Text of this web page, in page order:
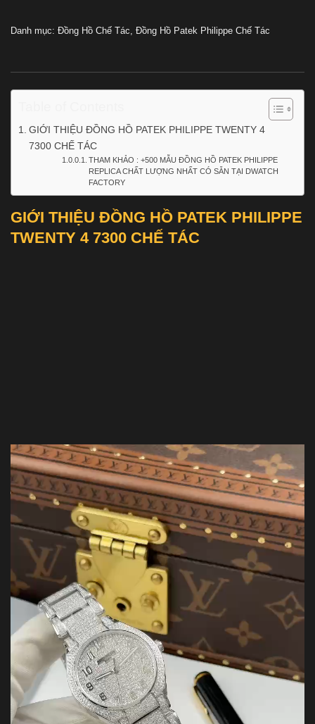
Danh mục: Đồng Hồ Chế Tác, Đồng Hồ Patek Philippe Chế Tác
GIỚI THIỆU ĐỒNG HỒ PATEK PHILIPPE TWENTY 4
7300 CHẾ TÁC
THAM KHẢO : +500 MẪU ĐỒNG HỒ PATEK PHILIPPE
REPLICA CHẤT LƯỢNG NHẤT CÓ SẴN TẠI DWATCH
FACTORY
GIỚI THIỆU ĐỒNG HỒ PATEK PHILIPPE
TWENTY 4 7300 CHẾ TÁC